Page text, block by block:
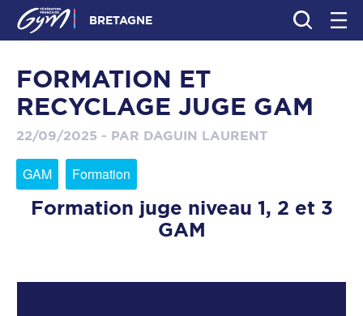
BRETAGNE
FORMATION ET
RECYCLAGE JUGE GAM
22/09/2025 - PAR DAGUIN LAURENT
GAM Formation
Formation juge niveau 1, 2 et 3
GAM